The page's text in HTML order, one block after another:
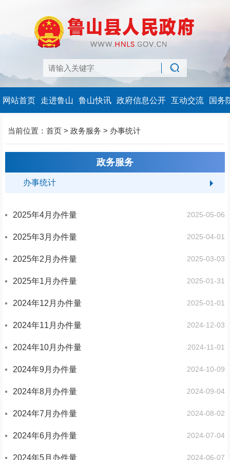
网站首页 走进鲁山 鲁山快讯 政府信息公开 互动交流 国务
当前位置： 首页 > 政务服务 > 办事统计
政务服务
办事统计
2025年4月办件量 2025-05-06
2025年3月办件量 2025-04-01
2025年2月办件量 2025-03-03
2025年1月办件量 2025-01-31
2024年12月办件量 2025-01-01
2024年11月办件量 2024-12-03
2024年10月办件量 2024-11-01
2024年9月办件量 2024-10-09
2024年8月办件量 2024-09-04
2024年7月办件量 2024-08-02
2024年6月办件量 2024-07-04
2024年5月办件量 2024-06-07